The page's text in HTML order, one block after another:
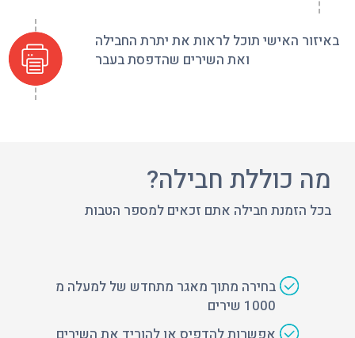
האישי תוכל לראות את יתרת החבילה
ואת השירים שהדפסת בעבר
כוללת חבילה?
הזמנת חבילה אתם זכאים למספר הטבות
בחירה מתוך מאגר מתחדש של למעלה מ